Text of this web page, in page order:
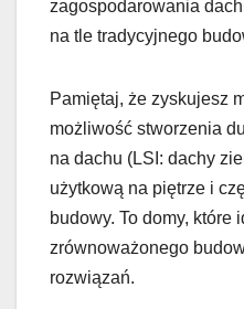
zagospodarowania
na tle tradycyjnego
Pamiętaj, że zyskujesz
możliwość stworzenia
na dachu (LSI: dachy
użytkową na piętrze i
budowy. To domy, które
zrównoważonego
rozwiązań.